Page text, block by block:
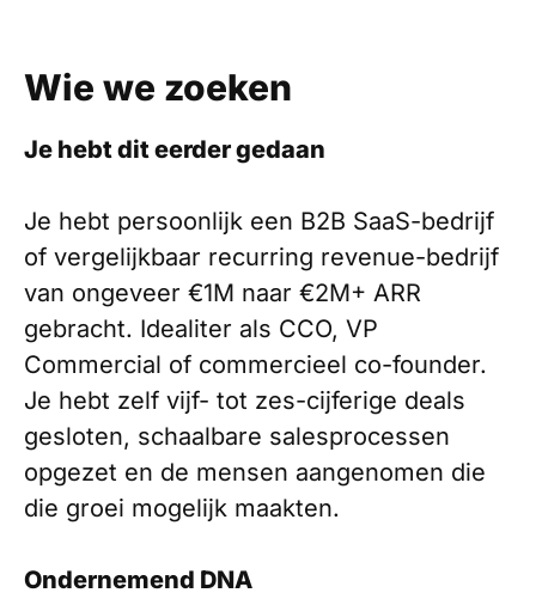
Wie we zoeken
Je hebt dit eerder gedaan
Je hebt persoonlijk een B2B SaaS-bedrijf
of vergelijkbaar recurring revenue-bedrijf
van ongeveer €1M naar €2M+ ARR
gebracht. Idealiter als CCO, VP
Commercial of commercieel co-founder.
Je hebt zelf vijf- tot zes-cijferige deals
gesloten, schaalbare salesprocessen
opgezet en de mensen aangenomen die
die groei mogelijk maakten.
Ondernemend DNA